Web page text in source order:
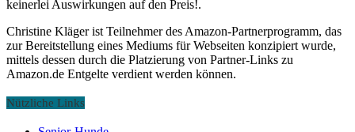
keinerlei Auswirkungen auf den Preis!.
Christine Kläger ist Teilnehmer des Amazon-Partnerprogramm, das
zur Bereitstellung eines Mediums für Webseiten konzipiert wurde,
mittels dessen durch die Platzierung von Partner-Links zu
Amazon.de Entgelte verdient werden können.
Nützliche Links